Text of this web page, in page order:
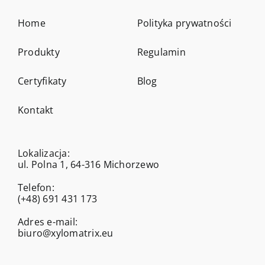
Home
Produkty
Certyfikaty
Kontakt
Polityka prywatności
Regulamin
Blog
Lokalizacja:
ul. Polna 1, 64-316 Michorzewo
Telefon:
(+48) 691 431 173
Adres e-mail:
biuro@xylomatrix.eu